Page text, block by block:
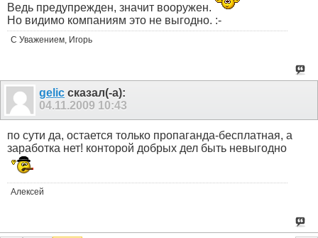
Ведь предупрежден, значит вооружен.
Но видимо компаниям это не выгодно. :-
С Уважением, Игорь
gelic сказал(-а):
04.11.2009 10:43
по сути да, остается только пропаганда-бесплатная, а
заработка нет! конторой добрых дел быть невыгодно
Алексей